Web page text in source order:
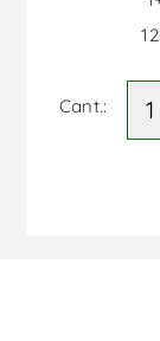
Cant.: